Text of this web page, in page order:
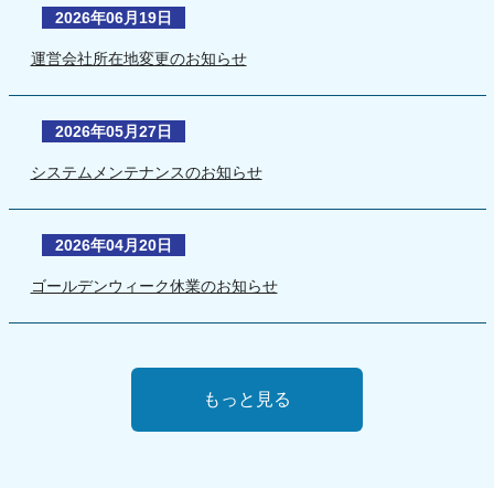
2026年06月19日
運営会社所在地変更のお知らせ
2026年05月27日
システムメンテナンスのお知らせ
2026年04月20日
ゴールデンウィーク休業のお知らせ
もっと見る